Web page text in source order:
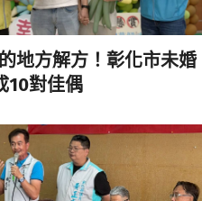
地方解方！彰化市未婚
10對佳偶